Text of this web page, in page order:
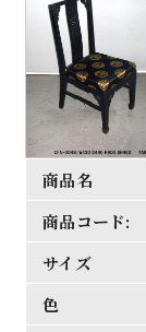
商品名
商品コード:
サイズ
色